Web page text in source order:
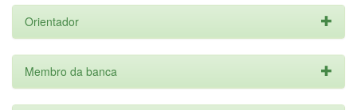
Orientador
Membro da banca